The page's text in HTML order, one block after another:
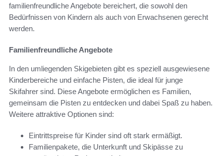
familienfreundliche Angebote bereichert, die sowohl den
Bedürfnissen von Kindern als auch von Erwachsenen gerecht
werden.
Familienfreundliche Angebote
In den umliegenden Skigebieten gibt es speziell ausgewiesene
Kinderbereiche und einfache Pisten, die ideal für junge
Skifahrer sind. Diese Angebote ermöglichen es Familien,
gemeinsam die Pisten zu entdecken und dabei Spaß zu haben.
Weitere attraktive Optionen sind:
Eintrittspreise für Kinder sind oft stark ermäßigt.
Familienpakete, die Unterkunft und Skipässe zu